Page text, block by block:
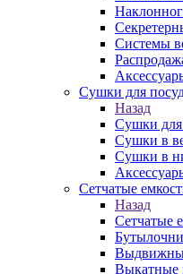
Системы
Сушки для
Назад
Сушки
Сушки в
Сушки в
Сетчатые
Назад
Сетчатые
Выкатные